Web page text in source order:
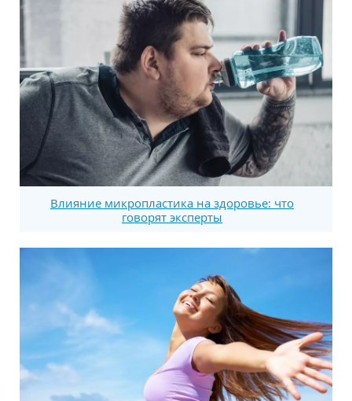
Влияние микропластика на здоровье: что
говорят эксперты